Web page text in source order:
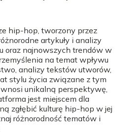
hip-hop, tworzony przez
artykuły i analizy
oraz najnowszych trendów w
na temat wpływu
analizy tekstów utworów,
stylu życia związane z tym
unikalną perspektywę,
jest miejscem dla
zgłębić kulturę hip-hop w jej
różnorodność tematów i